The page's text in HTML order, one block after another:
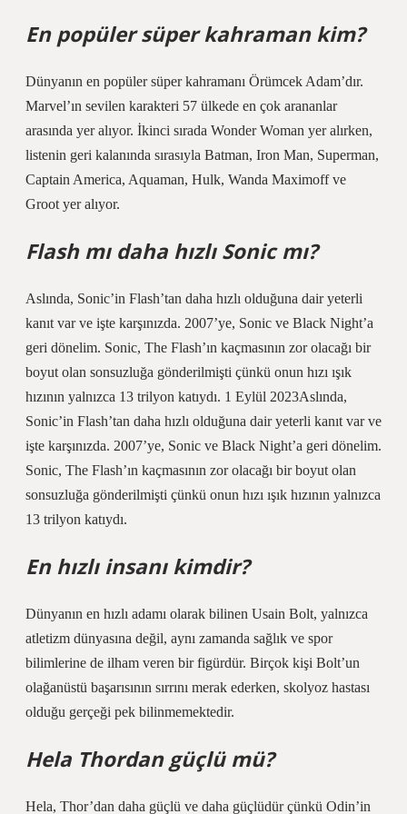
En popüler süper kahraman kim?
Dünyanın en popüler süper kahramanı Örümcek Adam’dır.
Marvel’ın sevilen karakteri 57 ülkede en çok arananlar
arasında yer alıyor. İkinci sırada Wonder Woman yer alırken,
listenin geri kalanında sırasıyla Batman, Iron Man, Superman,
Captain America, Aquaman, Hulk, Wanda Maximoff ve
Groot yer alıyor.
Flash mı daha hızlı Sonic mı?
Aslında, Sonic’in Flash’tan daha hızlı olduğuna dair yeterli
kanıt var ve işte karşınızda. 2007’ye, Sonic ve Black Night’a
geri dönelim. Sonic, The Flash’ın kaçmasının zor olacağı bir
boyut olan sonsuzluğa gönderilmişti çünkü onun hızı ışık
hızının yalnızca 13 trilyon katıydı. 1 Eylül 2023Aslında,
Sonic’in Flash’tan daha hızlı olduğuna dair yeterli kanıt var ve
işte karşınızda. 2007’ye, Sonic ve Black Night’a geri dönelim.
Sonic, The Flash’ın kaçmasının zor olacağı bir boyut olan
sonsuzluğa gönderilmişti çünkü onun hızı ışık hızının yalnızca
13 trilyon katıydı.
En hızlı insanı kimdir?
Dünyanın en hızlı adamı olarak bilinen Usain Bolt, yalnızca
atletizm dünyasına değil, aynı zamanda sağlık ve spor
bilimlerine de ilham veren bir figürdür. Birçok kişi Bolt’un
olağanüstü başarısının sırrını merak ederken, skolyoz hastası
olduğu gerçeği pek bilinmemektedir.
Hela Thordan güçlü mü?
Hela, Thor’dan daha güçlü ve daha güçlüdür çünkü Odin’in